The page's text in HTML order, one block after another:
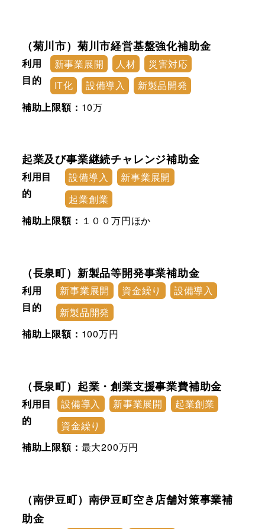
（菊川市）菊川市経営基盤強化補助金
利用
目的
新事業展開 人材
災害対応
IT化
設備導入
新製品開発
補助上限額： 10万
起業及び事業継続チャレンジ補助金
利用目
的
設備導入
新事業展開
起業創業
補助上限額： １００万円ほか
（長泉町）新製品等開発事業補助金
利用
目的
新事業展開 資金繰り
設備導入
新製品開発
補助上限額： 100万円
（長泉町）起業・創業支援事業費補助金
利用目
的
設備導入 新事業展開
起業創業
資金繰り
補助上限額： 最大200万円
（南伊豆町）南伊豆町空き店舗対策事業補
助金